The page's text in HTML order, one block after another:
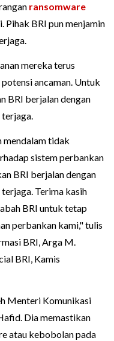
ransomware
BRI pun menjamin
mereka terus
ancaman. Untuk
BRI berjalan dengan
terjaga.
mendalam tidak
sistem perbankan
BRI berjalan dengan
Terima kasih
BRI untuk tetap
perbankan kami," tulis
BRI, Arga M.
BRI, Kamis
Menteri Komunikasi
Dia memastikan
atau kebobolan pada